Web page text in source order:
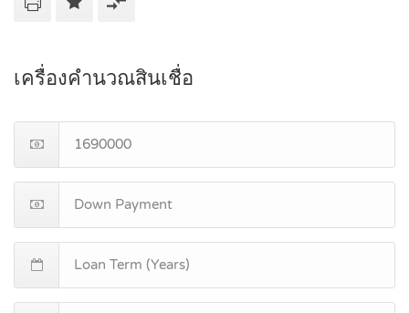
เครื่องคำนวณสินเชื่อ